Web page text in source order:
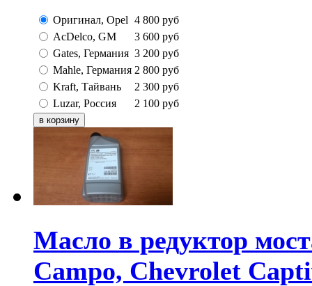
Оригинал, Opel 4 800 руб
AcDelco, GM
3 600 руб
Gates, Германия 3 200 руб
Mahle, Германия 2 800 руб
Kraft, Тайвань
2 300 руб
Luzar, Россия
2 100 руб
Масло в редуктор
Campo, Chevrolet